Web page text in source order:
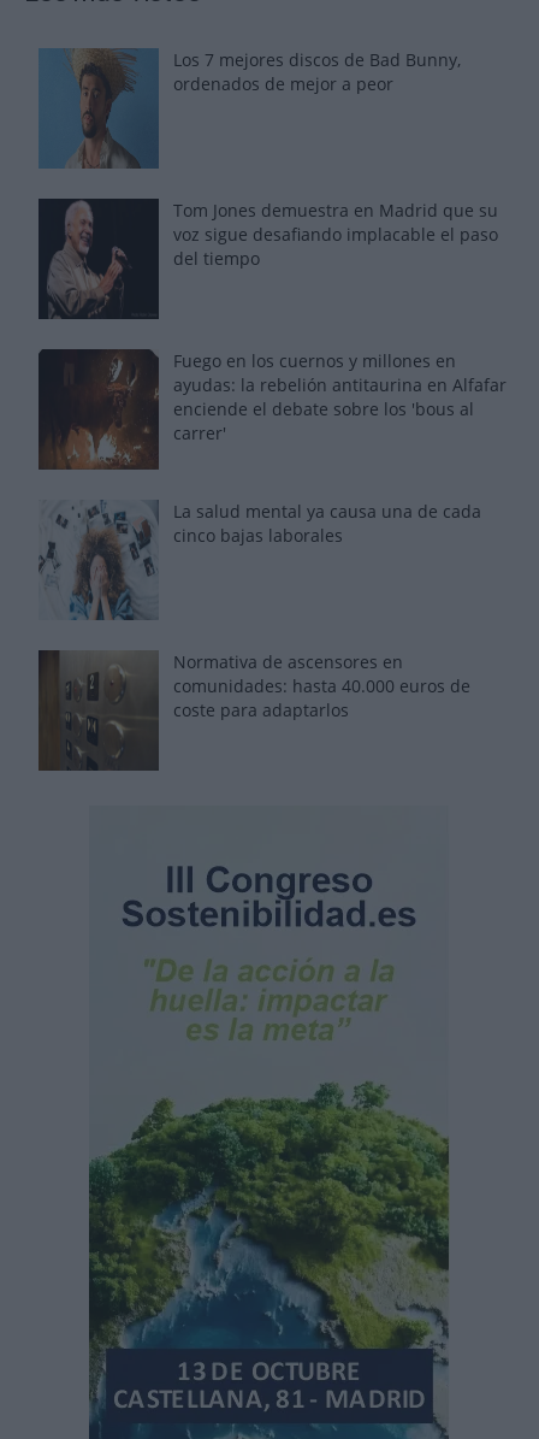
Los 7 mejores discos de Bad Bunny,
ordenados de mejor a peor
Tom Jones demuestra en Madrid que su
voz sigue desafiando implacable el paso
del tiempo
Fuego en los cuernos y millones en
ayudas: la rebelión antitaurina en Alfafar
enciende el debate sobre los 'bous al
carrer'
La salud mental ya causa una de cada
cinco bajas laborales
Normativa de ascensores en
comunidades: hasta 40.000 euros de
coste para adaptarlos